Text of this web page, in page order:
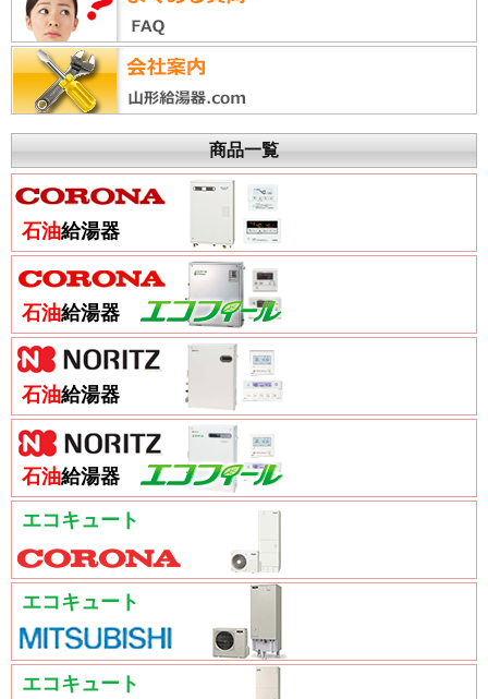
商品一覧
石油給湯器
石油給湯器
石油給湯器
石油給湯器
エコキュート
エコキュート
エコキュート